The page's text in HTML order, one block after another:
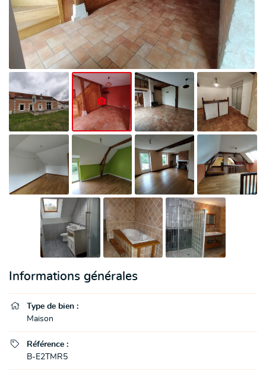
Informations générales

Type de bien :
Maison

Référence :
B-E2TMR5